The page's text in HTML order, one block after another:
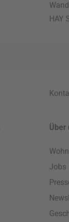
HAY
Über
Jobs